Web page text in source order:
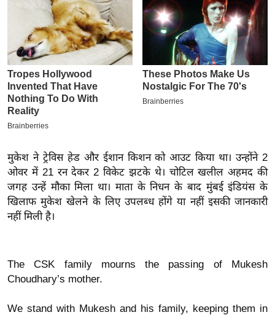
ई
-
पे
प
र
सा
ल
बे
मि
श
ख्सि
त
मुकेश ने ट्रेविस हेड और ईशान किशन को आउट किया था। उन्होंने 2
ओवर में 21 रन देकर 2 विकेट झटके थे। चोटिल खलील अहमद की
जगह उन्हें मौका मिला था। माता के निधन के बाद मुंबई इंडियंस के
खिलाफ मुकेश खेलने के लिए उपलब्ध होंगे या नहीं इसकी जानकारी
नहीं मिली है।
The CSK family mourns the passing of Mukesh
Choudhary’s mother.
We stand with Mukesh and his family, keeping them in